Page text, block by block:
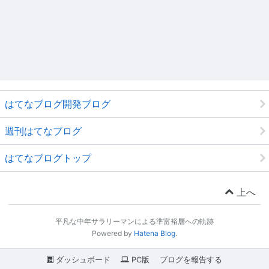
はてなブログ開発ブログ
週刊はてなブログ
はてなブログトップ
上へ
平凡な中年サラリーマンによる準富裕層への軌跡
Powered by Hatena Blog.
ダッシュボード PC版 ブログを報告する